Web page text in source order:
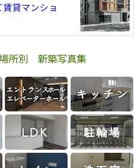
貸マンショ
所別 新築写真集